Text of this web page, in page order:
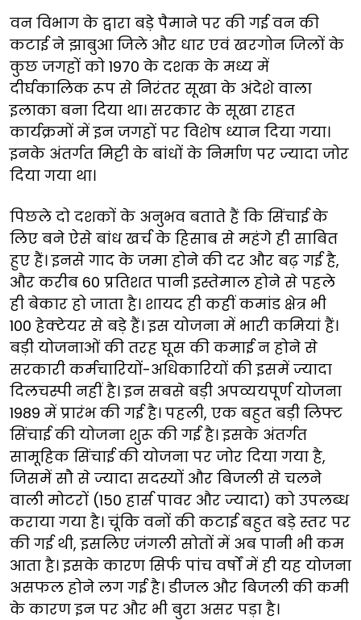
वन विभाग के द्वारा बड़े पैमाने पर की गई वन की
कटाई ने झाबुआ जिले और धार एवं खरगोन जिलों के
कुछ जगहों को 1970 के दशक के मध्य में
दीर्घकालिक रूप से निरंतर सूखा के अंदेशे वाला
इलाका बना दिया था। सरकार के सूखा राहत
कार्यक्रमों में इन जगहों पर विशेष ध्यान दिया गया।
इनके अंतर्गत मिट्टी के बांधों के निर्माण पर ज्यादा जोर
दिया गया था।
पिछले दो दशकों के अनुभव बताते हैं कि सिंचाई के
लिए बने ऐसे बांध खर्च के हिसाब से महंगे ही साबित
हुए हैं। इनसे गाद के जमा होने की दर और बढ़ गई है,
और करीब 60 प्रतिशत पानी इस्तेमाल होने से पहले
ही बेकार हो जाता है। शायद ही कहीं कमांड क्षेत्र भी
100 हेक्टेयर से बड़े हैं। इस योजना में भारी कमियां हैं।
बड़ी योजनाओं की तरह घूस की कमाई न होने से
सरकारी कर्मचारियों-अधिकारियों की इसमें ज्यादा
दिलचस्पी नहीं है। इन सबसे बड़ी अपव्ययपूर्ण योजना
1989 में प्रारंभ की गई है। पहली, एक बहुत बड़ी लिफ्ट
सिंचाई की योजना शुरू की गई है। इसके अंतर्गत
सामूहिक सिंचाई की योजना पर जोर दिया गया है,
जिसमें सौ से ज्यादा सदस्यों और बिजली से चलने
वाली मोटरों (150 हार्स पावर और ज्यादा) को उपलब्ध
कराया गया है। चूंकि वनों की कटाई बहुत बड़े स्तर पर
की गई थी, इसलिए जंगली सोतों में अब पानी भी कम
आता है। इसके कारण सिर्फ पांच वर्षों में ही यह योजना
असफल होने लग गई है। डीजल और बिजली की कमी
के कारण इन पर और भी बुरा असर पड़ा है।